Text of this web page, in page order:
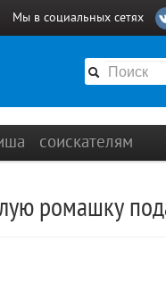
Мы в социальных сетях
соискателям
ромашку